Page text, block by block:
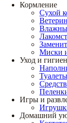
Кормление
Сухой
Миски
Уход и
Игры и
Домашний